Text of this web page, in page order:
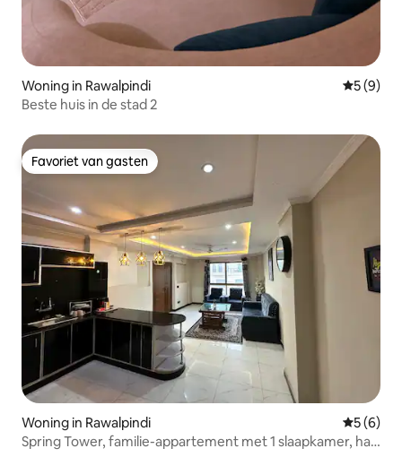
Woning in Rawalpindi
5 (9)
Beste huis in de stad 2
Favoriet van gasten
Favoriet van gasten
Woning in Rawalpindi
5 (6)
Spring Tower, familie-appartement met 1 slaapkamer, hal,